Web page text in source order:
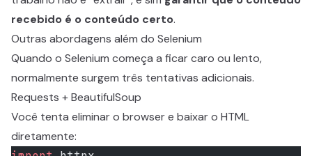
recebido é o conteúdo certo.
Outras abordagens além do Selenium
Quando o Selenium começa a ficar caro ou lento,
normalmente surgem três tentativas adicionais.
Requests + BeautifulSoup
Você tenta eliminar o browser e baixar o HTML
diretamente: